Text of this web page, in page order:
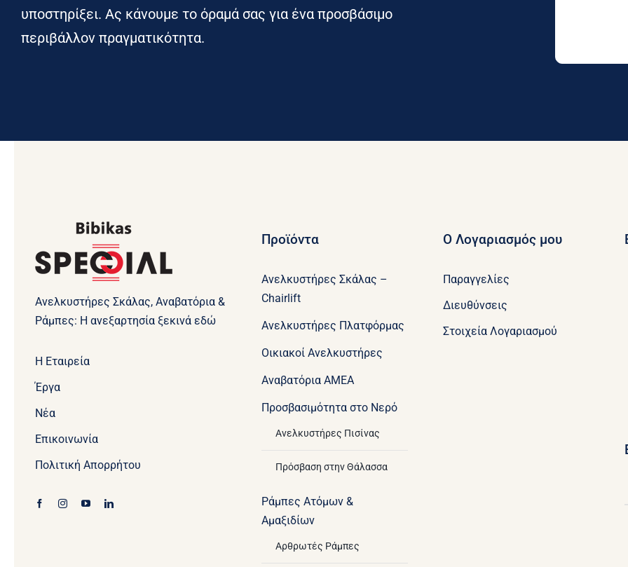
υποστηρίξει. Ας κάνουμε το όραμά σας για ένα προσβάσιμο
περιβάλλον πραγματικότητα.
Ανελκυστήρες Σκάλας, Αναβατόρια &
Ράμπες: Η ανεξαρτησία ξεκινά εδώ
Η Εταιρεία
Έργα
Νέα
Επικοινωνία
Πολιτική Απορρήτου
Προϊόντα
Ανελκυστήρες Σκάλας –
Chairlift
Ανελκυστήρες Πλατφόρμας
Οικιακοί Ανελκυστήρες
Aναβατόρια ΑΜΕΑ
Προσβασιμότητα στο Νερό
Ανελκυστήρες Πισίνας
Πρόσβαση στην Θάλασσα
Ράμπες Ατόμων &
Αμαξιδίων
Αρθρωτές Ράμπες
Ο Λογαριασμός μου
Παραγγελίες
Διευθύνσεις
Στοιχεία Λογαριασμού